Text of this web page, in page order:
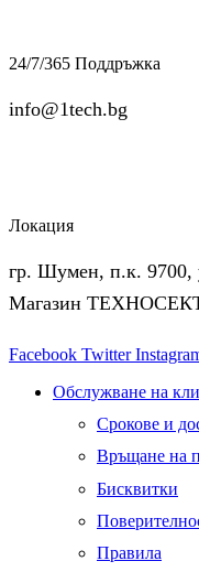
24/7/365 Поддръжка
info@1tech.bg
Локация
гр. Шумен, п.к.
Магазин
Facebook Twitter
Обслужване на
Срокове и
Връщане на
Бисквитки
Правила